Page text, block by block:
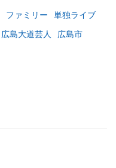
ファミリー
単独ライブ
広島大道芸人
広島市